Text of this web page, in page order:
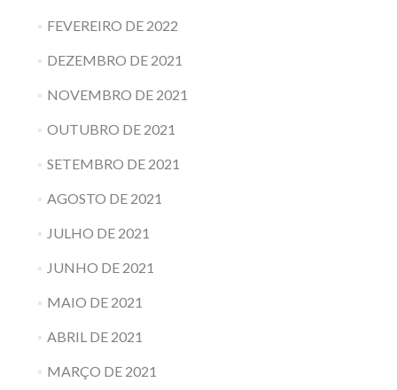
FEVEREIRO DE 2022
DEZEMBRO DE 2021
NOVEMBRO DE 2021
OUTUBRO DE 2021
SETEMBRO DE 2021
AGOSTO DE 2021
JULHO DE 2021
JUNHO DE 2021
MAIO DE 2021
ABRIL DE 2021
MARÇO DE 2021